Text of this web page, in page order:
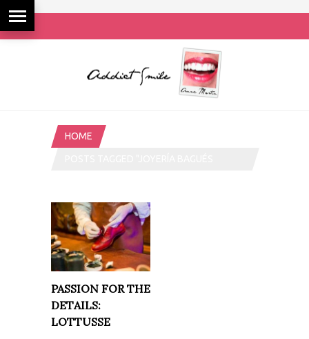
HOME
PASSION FOR THE
DETAILS:
LOTTUSSE